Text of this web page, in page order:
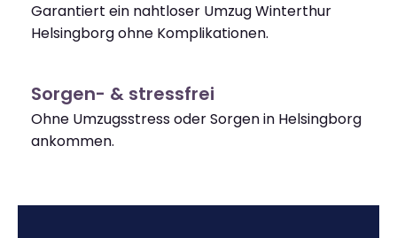
Garantiert ein nahtloser Umzug Winterthur
Helsingborg ohne Komplikationen.
Sorgen- & stressfrei
Ohne Umzugsstress oder Sorgen in Helsingborg
ankommen.